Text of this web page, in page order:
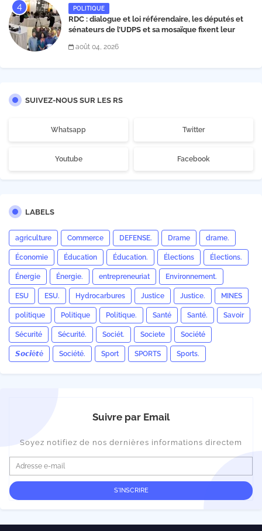
POLITIQUE
RDC : dialogue et loi référendaire, les députés et
sénateurs de l’UDPS et sa mosaïque fixent leur
Matata
août 04, 2026
SUIVEZ-NOUS SUR LES RS
Whatsapp Twitter
Youtube Facebook
LABELS
agriculture Commerce DEFENSE. Drame drame.
Économie Éducation Éducation. Élections Élections.
Énergie Énergie. entrepreneuriat Environnement.
ESU ESU. Hydrocarbures Justice Justice. MINES
politique Politique Politique. Santé Santé. Savoir
Sécurité Sécurité. Sociét. Societe Société
𝙎𝙤𝙘𝙞é𝙩é Société. Sport SPORTS Sports.
Suivre par Email
Soyez notifiez de nos dernières informations directem